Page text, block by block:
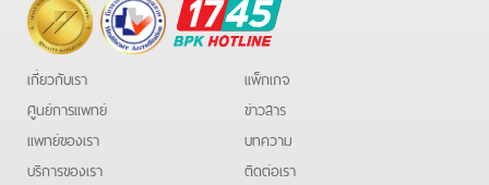
BPK
Hotline
เกี่ยวกับเรา
ศูนย์การแพทย์
แพทย์ของเรา
บริการของเรา
แพ็กเกจ
ข่าวสาร
บทความ
ติดต่อเรา